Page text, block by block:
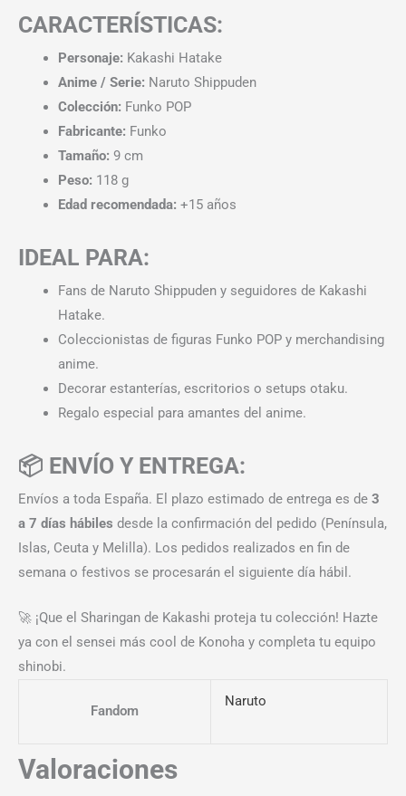
CARACTERÍSTICAS:
Personaje: Kakashi Hatake
Anime / Serie: Naruto Shippuden
Colección: Funko POP
Fabricante: Funko
Tamaño: 9 cm
Peso: 118 g
Edad recomendada: +15 años
IDEAL PARA:
Fans de Naruto Shippuden y seguidores de Kakashi
Hatake.
Coleccionistas de figuras Funko POP y merchandising
anime.
Decorar estanterías, escritorios o setups otaku.
Regalo especial para amantes del anime.
📦 ENVÍO Y ENTREGA:
Envíos a toda España. El plazo estimado de entrega es de 3
a 7 días hábiles desde la confirmación del pedido (Península,
Islas, Ceuta y Melilla). Los pedidos realizados en fin de
semana o festivos se procesarán el siguiente día hábil.
🚀 ¡Que el Sharingan de Kakashi proteja tu colección! Hazte
ya con el sensei más cool de Konoha y completa tu equipo
shinobi.
Fandom
Naruto
Valoraciones